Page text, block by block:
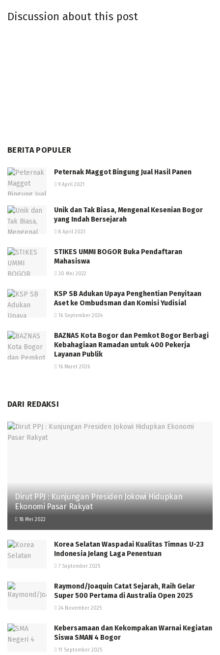
Discussion about this post
BERITA POPULER
Peternak Maggot Bingung Jual Hasil Panen
9 April 2021
Unik dan Tak Biasa, Mengenal Kesenian Bogor
yang Indah Bersejarah
8 April 2023
STIKES UMMI BOGOR Buka Pendaftaran
Mahasiswa
30 Mei 2022
KSP SB Adukan Upaya Penghentian Penyitaan
Aset ke Ombudsman dan Komisi Yudisial
16 September 2024
BAZNAS Kota Bogor dan Pemkot Bogor Berbagi
Kebahagiaan Ramadan untuk 400 Pekerja
Layanan Publik
16 Maret 2026
DARI REDAKSI
Dirut PPJ : Kunjungan Presiden Jokowi Hidupkan
Ekonomi Pasar Rakyat
18 Mei 2022
Korea Selatan Waspadai Kualitas Timnas U-23
Indonesia Jelang Laga Penentuan
7 September 2025
Raymond/Joaquin Catat Sejarah, Raih Gelar
Super 500 Pertama di Australia Open 2025
24 November 2025
Kebersamaan dan Kekompakan Warnai Kegiatan
Siswa SMAN 4 Bogor
11 September 2025